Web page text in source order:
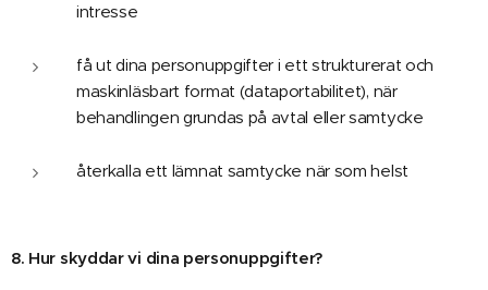
intresse
få ut dina personuppgifter i ett strukturerat och
maskinläsbart format (dataportabilitet), när
behandlingen grundas på avtal eller samtycke
återkalla ett lämnat samtycke när som helst
8. Hur skyddar vi dina personuppgifter?